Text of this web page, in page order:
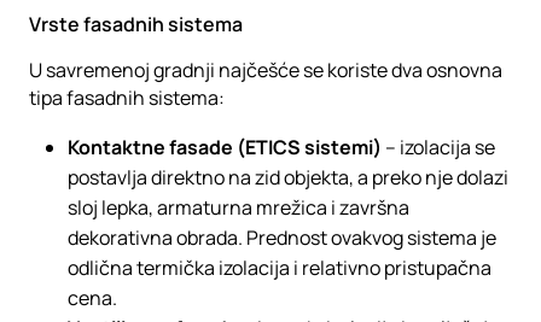
Vrste fasadnih sistema
U savremenoj gradnji najčešće se koriste dva osnovna
tipa fasadnih sistema:
Kontaktne fasade (ETICS sistemi) – izolacija se
postavlja direktno na zid objekta, a preko nje dolazi
sloj lepka, armaturna mrežica i završna
dekorativna obrada. Prednost ovakvog sistema je
odlična termička izolacija i relativno pristupačna
cena.